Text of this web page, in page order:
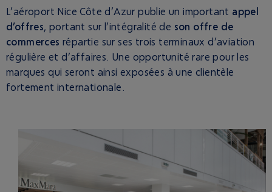
L’aéroport Nice Côte d’Azur publie un important appel
d’offres, portant sur l’intégralité de son offre de
commerces répartie sur ses trois terminaux d’aviation
régulière et d’affaires. Une opportunité rare pour les
marques qui seront ainsi exposées à une clientèle
fortement internationale.